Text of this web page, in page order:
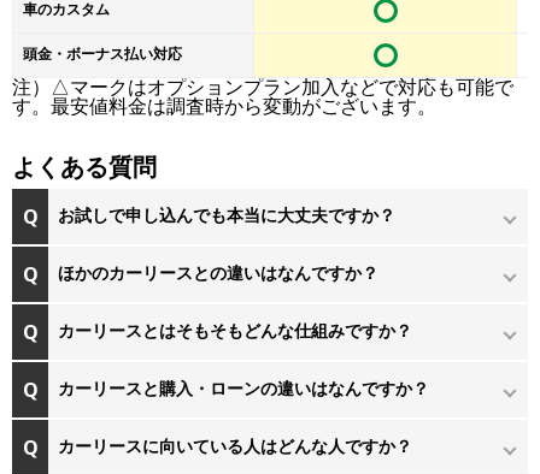
ど、安全性能の向上を図っています。スペーシアギアに含まれる安
全機能について簡単に紹介します。
・車線逸脱抑制機能／車線逸脱警報機能
カメラが車線を検知し、車線から逸脱する可能性があると判断した
場合、ドライバーにステアリン操作を促すことで、車線内に戻すよ
うアシストします。
この機能はドライバーがステアリング操作中にのみ作動し、ウイン
カーが出ている場合は機能を一時停止します。
線から逸脱しそうになるとブザー音などの警報でドライバーに注意
車のカスタム
頭金・ボーナス払い対応
注）△マークはオプションプラン加入などで対応も可能で
す。最安値料金は調査時から変動がございます。
よくある質問
お試しで申し込んでも本当に大丈夫ですか？
ほかのカーリースとの違いはなんですか？
カーリースとはそもそもどんな仕組みですか？
カーリースと購入・ローンの違いはなんですか？
カーリースに向いている人はどんな人ですか？